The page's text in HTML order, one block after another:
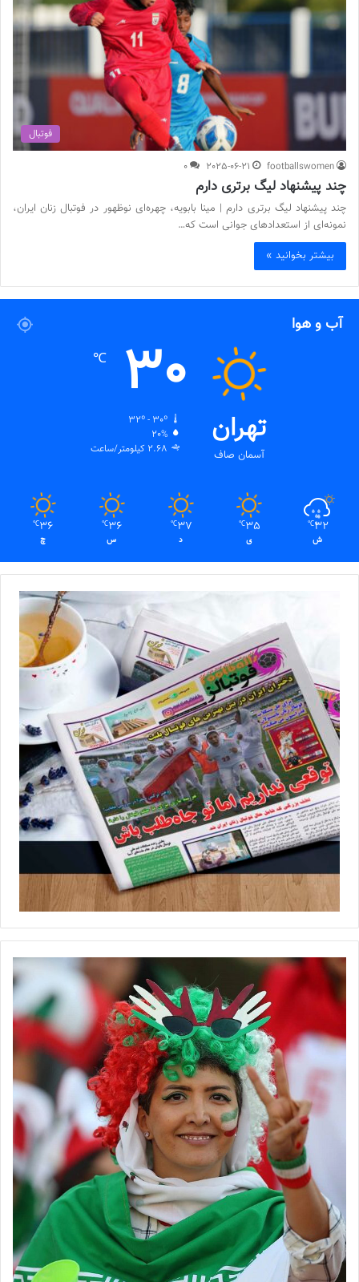
فوتبال
footballswomen
2025-06-21
0
چند پیشنهاد لیگ برتری دارم
چند پیشنهاد لیگ برتری دارم | مینا بابویه، چهره‌ای نوظهور در فوتبال زنان ایران،
نمونه‌ای از استعدادهای جوانی است که…
بیشتر بخوانید »
آب و هوا
تهران
آسمان صاف
30
℃
32º - 30º
20%
2.68 کیلومتر/ساعت
32
℃
ش
35
℃
ی
37
℃
د
36
℃
س
36
℃
چ